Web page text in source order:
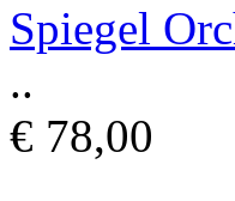
Spiegel
..
€ 78,00